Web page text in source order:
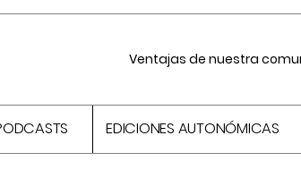
Ventajas de nuestra
EDICIONES AUTONÓMICAS